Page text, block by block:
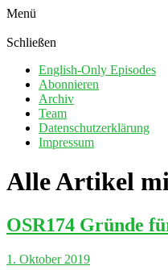
Menü
Schließen
English-Only Episodes
Abonnieren
Archiv
Team
Datenschutzerklärung
Impressum
Alle Artikel
OSR174 Gründe
1. Oktober 2019